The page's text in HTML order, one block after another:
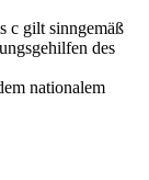
c gilt sinngemäß
des
nationalem